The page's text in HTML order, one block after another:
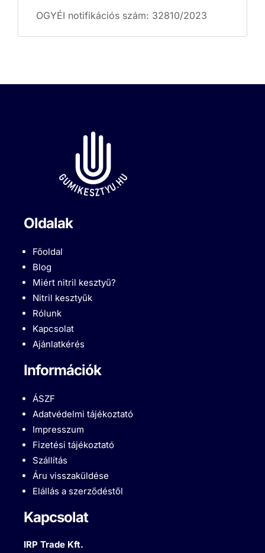
OGYÉI notifikációs szám: 32810/2023
Oldalak
Főoldal
Blog
Miért nitril kesztyű?
Nitril kesztyűk
Rólunk
Kapcsolat
Ajánlatkérés
Információk
ÁSZF
Adatvédelmi tájékoztató
Impresszum
Fizetési tájékoztató
Szállítás
Áru visszaküldése
Elállás a szerződéstől
Kapcsolat
IRP Trade Kft.